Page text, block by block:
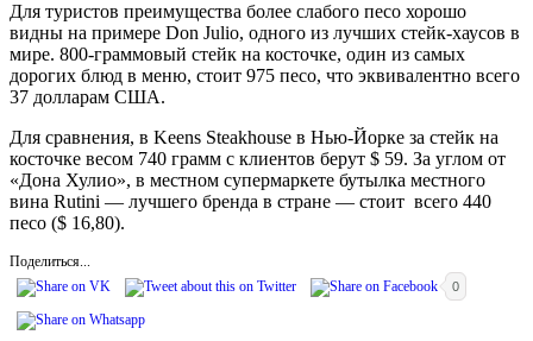
Для туристов преимущества более слабого песо хорошо
видны на примере Don Julio, одного из лучших стейк-хаусов в
мире. 800-граммовый стейк на косточке, один из самых
дорогих блюд в меню, стоит 975 песо, что эквивалентно всего
37 долларам США.
Для сравнения, в Keens Steakhouse в Нью-Йорке за стейк на
косточке весом 740 грамм с клиентов берут $ 59. За углом от
«Дона Хулио», в местном супермаркете бутылка местного
вина Rutini — лучшего бренда в стране — стоит всего 440
песо ($ 16,80).
Поделиться...
0